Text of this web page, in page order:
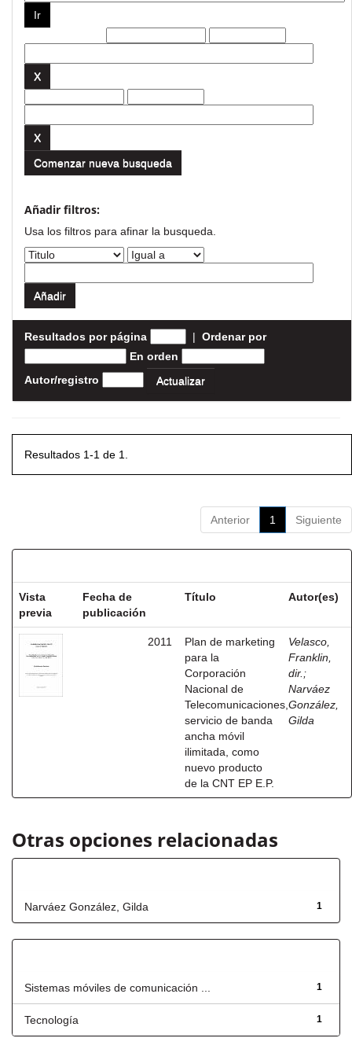
Comenzar nueva busqueda
Añadir filtros:
Usa los filtros para afinar la busqueda.
Resultados por página | Ordenar por
En orden
Autor/registro
Resultados 1-1 de 1.
Anterior 1 Siguiente
Vista
previa
Fecha de
publicación
Título Autor(es)
2011
Plan de marketing
para la
Corporación
Nacional de
Telecomunicaciones,
servicio de banda
ancha móvil
ilimitada, como
nuevo producto
de la CNT EP E.P.
Velasco,
Franklin,
dir. ;
Narváez
González,
Gilda
Otras opciones relacionadas
1
Narváez González, Gilda
1
Sistemas móviles de comunicación ...
1
Tecnología